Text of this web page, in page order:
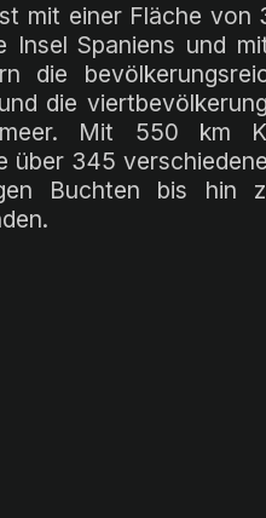
mit einer Fläche von
Insel Spaniens und
die
die
Mit 550 km
über 345
Buchten bis hin